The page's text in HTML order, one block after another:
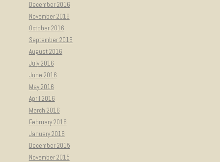
December 2016
November 2016
October 2016
September 2016
August 2016
July 2016
June 2016
May 2016
April 2016
March 2016
February 2016
January 2016
December 2015
November 2015